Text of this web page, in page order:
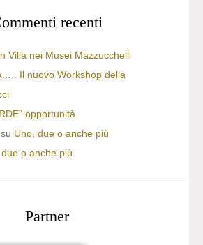
recenti
Villa nei Musei Mazzucchelli
Il nuovo Workshop della
opportunità
su Uno, due o anche più
o anche più
Partner